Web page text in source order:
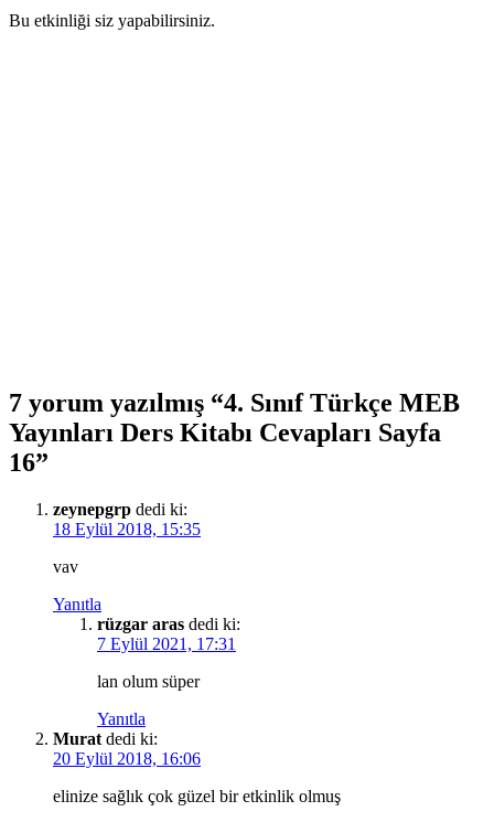
Bu etkinliği siz yapabilirsiniz.
7 yorum yazılmış “4. Sınıf Türkçe MEB
Yayınları Ders Kitabı Cevapları Sayfa
16”
zeynepgrp dedi ki:
18 Eylül 2018, 15:35
vav
Yanıtla
rüzgar aras dedi ki:
7 Eylül 2021, 17:31
lan olum süper
Yanıtla
Murat dedi ki:
20 Eylül 2018, 16:06
elinize sağlık çok güzel bir etkinlik olmuş